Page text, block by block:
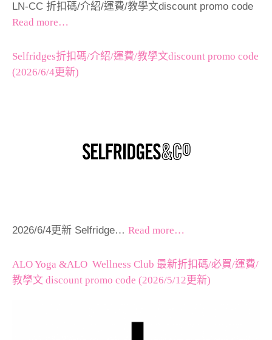
LN-CC 折扣碼/介紹/運費/教學文discount promo code
Read more…
Selfridges折扣碼/介紹/運費/教學文discount promo code
(2026/6/4更新)
2026/6/4更新 Selfridge… Read more…
ALO Yoga &ALO Wellness Club 最新折扣碼/必買/運費/
教學文 discount promo code (2026/5/12更新)